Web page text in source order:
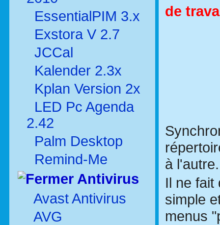
EssentialPIM 3.x
Exstora V 2.7
JCCal
Kalender 2.3x
Kplan Version 2x
LED Pc Agenda
2.42
Palm Desktop
Remind-Me
Antivirus
Avast Antivirus
AVG
de
à l'autre.
Il ne fait
simple
menus